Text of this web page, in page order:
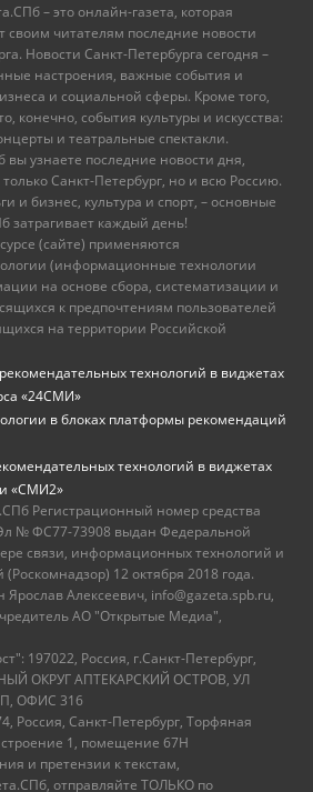
– это онлайн-газета, которая
своим читателям последние новости
Новости Санкт-Петербурга сегодня –
настроения, важные события и
и социальной сферы. Кроме того,
конечно, события культуры и искусства:
и театральные спектакли.
вы узнаете последние новости дня,
Санкт-Петербург, но и всю Россию.
и бизнес, культура и спорт, – основные
затрагивает каждый день!
(сайте) применяются
(информационные технологии
на основе сбора, систематизации и
к предпочтениям пользователей
на территории Российской
технологий в виджетах
«24СМИ»
в блоках платформы рекомендаций
технологий в виджетах
«СМИ2»
Регистрационный номер средства
№ ФС77-73908 выдан Федеральной
связи, информационных технологий и
12 октября 2018 года.
Алексеевич, info@gazeta.spb.ru,
АО "Открытые Медиа",
197022, Россия, г.Санкт-Петербург,
ОКРУГ АПТЕКАРСКИЙ ОСТРОВ, УЛ
ОФИС 316
Россия, Санкт-Петербург, Торфяная
строение 1, помещение 67Н
и претензии к текстам,
отправляйте ТОЛЬКО по